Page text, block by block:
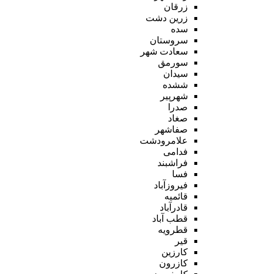
زرقان
زرین دشت
سده
سروستان
سعادت شهر
سورمق
سیدان
ششده
شهرپیر
صدرا
صغاد
صفاشهر
علامرودشت
فدامی
فراشبند
فسا
فیروزآباد
قائمیه
قادرآباد
قطب آباد
قطرویه
قیر
کارزین
کازرون